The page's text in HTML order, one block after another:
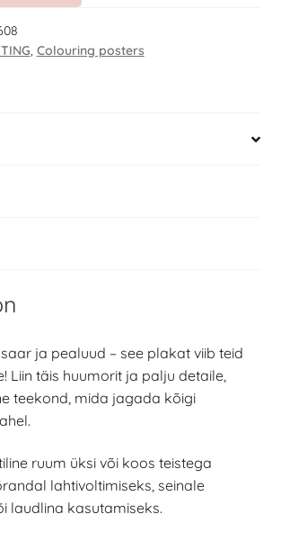
, Colouring posters
ja pealuud – see plakat viib teid
Liin täis huumorit ja palju detaile,
teekond, mida jagada kõigi
ruum üksi või koos teistega
lahtivoltimiseks, seinale
laudlina kasutamiseks.